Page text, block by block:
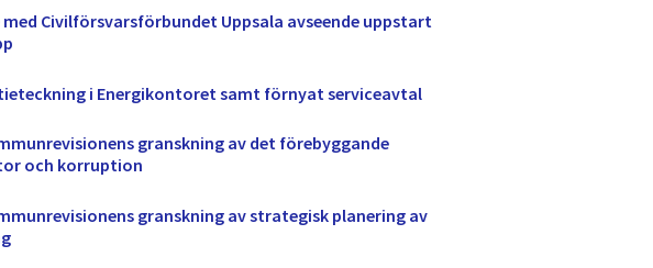
med Civilförsvarsförbundet Uppsala avseende uppstart
i Energikontoret samt förnyat serviceavtal
granskning av det förebyggande
och korruption
granskning av strategisk planering av